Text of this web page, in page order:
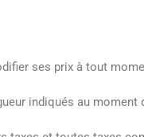
ses prix à tout
indiqués au